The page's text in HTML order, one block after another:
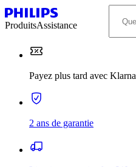
ProduitsAssistance
Payez plus tard avec Klarna
2 ans de garantie